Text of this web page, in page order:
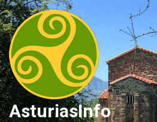
Saltar
al
contenido
AsturiasInfo